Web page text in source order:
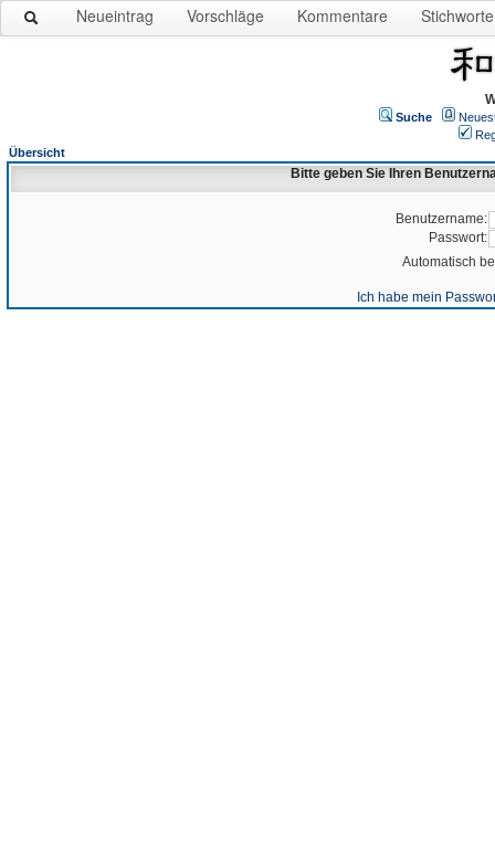
Neueintrag Vorschläge Kommentare Stichworte
Suche
Übersicht
Bitte geben Sie Ihren
Benutzername:
Passwort:
Automatisch
Ich habe mein